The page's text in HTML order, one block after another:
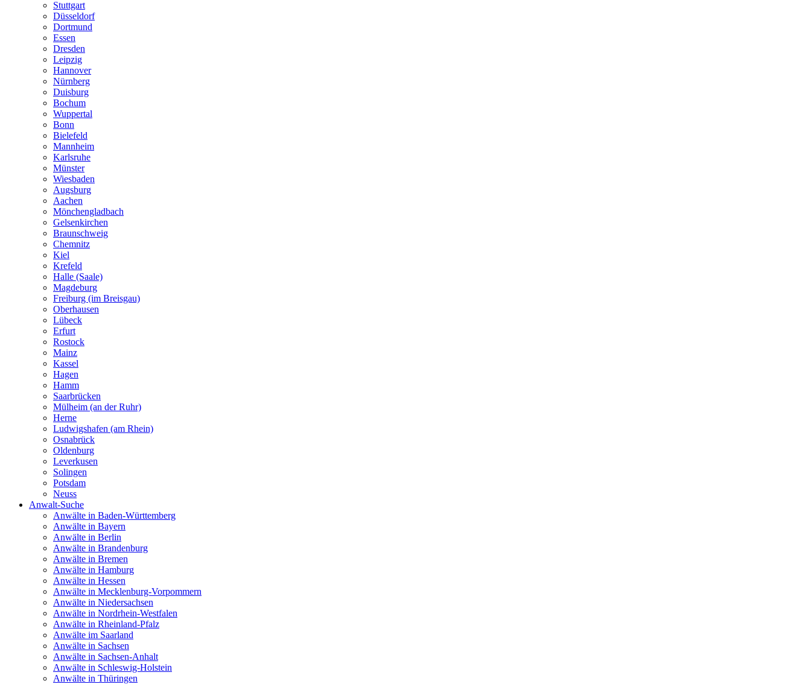
Stuttgart
Düsseldorf
Dortmund
Essen
Dresden
Leipzig
Hannover
Nürnberg
Duisburg
Bochum
Wuppertal
Bonn
Bielefeld
Mannheim
Karlsruhe
Münster
Wiesbaden
Augsburg
Aachen
Mönchengladbach
Gelsenkirchen
Braunschweig
Chemnitz
Kiel
Krefeld
Halle (Saale)
Magdeburg
Freiburg (im Breisgau)
Oberhausen
Lübeck
Erfurt
Rostock
Mainz
Kassel
Hagen
Hamm
Saarbrücken
Mülheim (an der Ruhr)
Herne
Ludwigshafen (am Rhein)
Osnabrück
Oldenburg
Leverkusen
Solingen
Potsdam
Neuss
Anwalt-Suche
Anwälte in Baden-Württemberg
Anwälte in Bayern
Anwälte in Berlin
Anwälte in Brandenburg
Anwälte in Bremen
Anwälte in Hamburg
Anwälte in Hessen
Anwälte in Mecklenburg-Vorpommern
Anwälte in Niedersachsen
Anwälte in Nordrhein-Westfalen
Anwälte in Rheinland-Pfalz
Anwälte im Saarland
Anwälte in Sachsen
Anwälte in Sachsen-Anhalt
Anwälte in Schleswig-Holstein
Anwälte in Thüringen